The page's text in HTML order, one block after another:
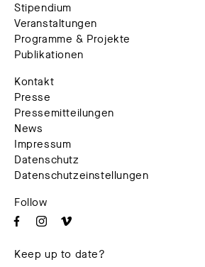
Stipendium
Veranstaltungen
Programme & Projekte
Publikationen
Kontakt
Presse
Pressemitteilungen
News
Impressum
Datenschutz
Datenschutzeinstellungen
Follow
Keep up to date?